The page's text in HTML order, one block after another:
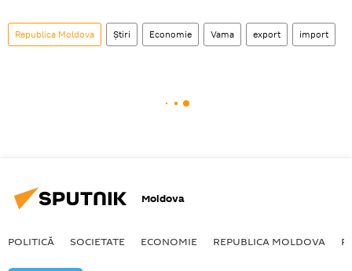
Republica Moldova Știri Economie Vama export import
Moldova
POLITICĂ SOCIETATE ECONOMIE REPUBLICA MOLDOVA